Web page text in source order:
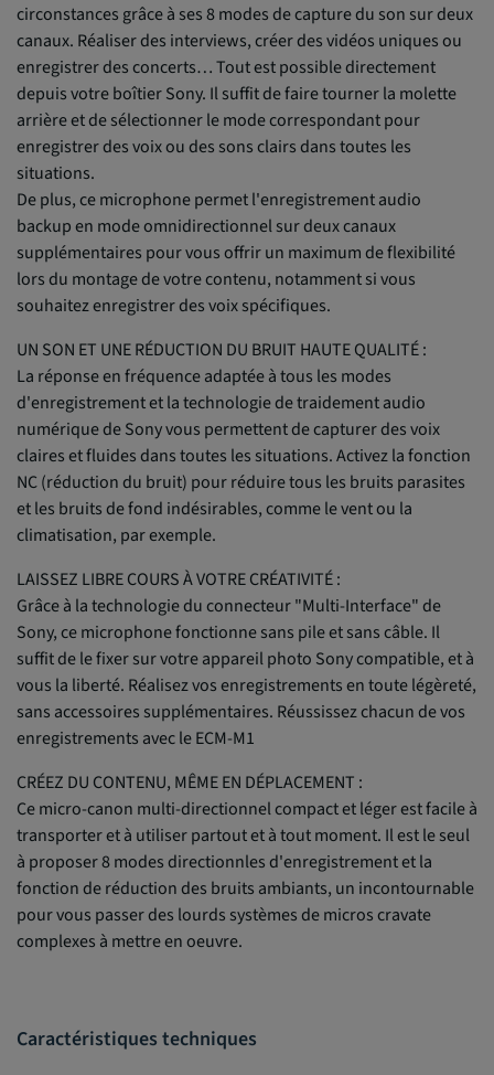
circonstances grâce à ses 8 modes de capture du son sur deux
canaux. Réaliser des interviews, créer des vidéos uniques ou
enregistrer des concerts… Tout est possible directement
depuis votre boîtier Sony. Il suffit de faire tourner la molette
arrière et de sélectionner le mode correspondant pour
enregistrer des voix ou des sons clairs dans toutes les
situations.
De plus, ce microphone permet l'enregistrement audio
backup en mode omnidirectionnel sur deux canaux
supplémentaires pour vous offrir un maximum de flexibilité
lors du montage de votre contenu, notamment si vous
souhaitez enregistrer des voix spécifiques.
UN SON ET UNE RÉDUCTION DU BRUIT HAUTE QUALITÉ :
La réponse en fréquence adaptée à tous les modes
d'enregistrement et la technologie de traidement audio
numérique de Sony vous permettent de capturer des voix
claires et fluides dans toutes les situations. Activez la fonction
NC (réduction du bruit) pour réduire tous les bruits parasites
et les bruits de fond indésirables, comme le vent ou la
climatisation, par exemple.
LAISSEZ LIBRE COURS À VOTRE CRÉATIVITÉ :
Grâce à la technologie du connecteur "Multi-Interface" de
Sony, ce microphone fonctionne sans pile et sans câble. Il
suffit de le fixer sur votre appareil photo Sony compatible, et à
vous la liberté. Réalisez vos enregistrements en toute légèreté,
sans accessoires supplémentaires. Réussissez chacun de vos
enregistrements avec le ECM-M1
CRÉEZ DU CONTENU, MÊME EN DÉPLACEMENT :
Ce micro-canon multi-directionnel compact et léger est facile à
transporter et à utiliser partout et à tout moment. Il est le seul
à proposer 8 modes directionnles d'enregistrement et la
fonction de réduction des bruits ambiants, un incontournable
pour vous passer des lourds systèmes de micros cravate
complexes à mettre en oeuvre.
Caractéristiques techniques